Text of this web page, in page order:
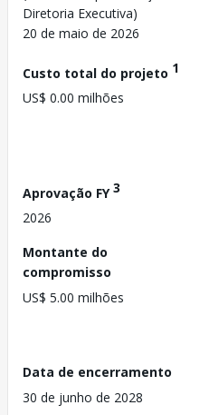
Diretoria Executiva)
20 de maio de 2026
Custo total do projeto 1
US$ 0.00 milhões
Aprovação FY3
2026
Montante do
compromisso
US$ 5.00 milhões
Data de encerramento
30 de junho de 2028